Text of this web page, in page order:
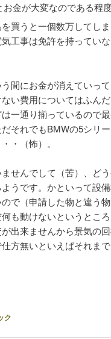
金が大変なのである程
買うと一個数万してし
工事は免許を持ってい
間にお金が消えていっ
い費用についてはふん
一通り揃っているので
それでもBMWの5シリ
・（怖）。
せんでして（苦）、ど
うです。かといって設
で（申請した物と違う
も動けないというとこ
出来ませんから景気の
方無いといえばそれま
ク